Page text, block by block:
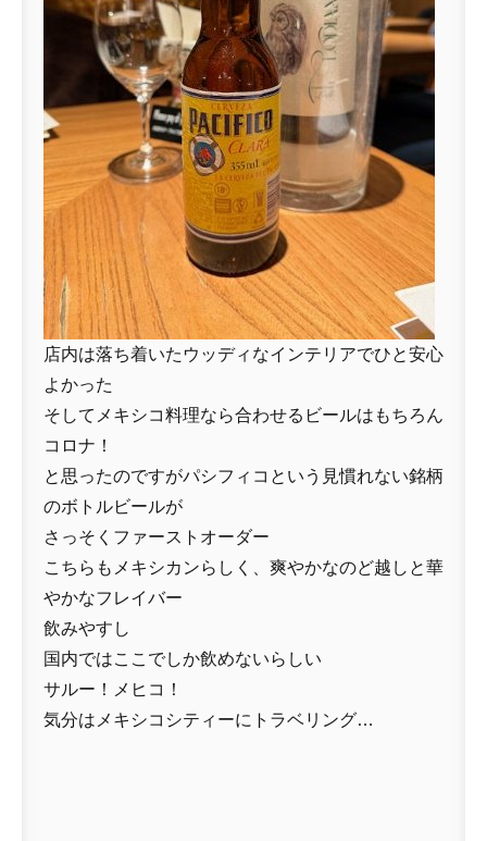
店内は落ち着いたウッディなインテリアでひと安心
よかった
そしてメキシコ料理なら合わせるビールはもちろん
コロナ！
と思ったのですがパシフィコという見慣れない銘柄
のボトルビールが
さっそくファーストオーダー
こちらもメキシカンらしく、爽やかなのど越しと華
やかなフレイバー
飲みやすし
国内ではここでしか飲めないらしい
サルー！メヒコ！
気分はメキシコシティーにトラベリング…